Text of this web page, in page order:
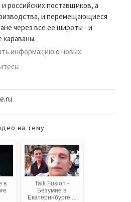
российских поставщиков, а
и перемещающиеся
через все ее широты - и
караваны.
информацию о новых
на тему
в
Talk Fusion -
Безумие в
Екатеринбурге ...